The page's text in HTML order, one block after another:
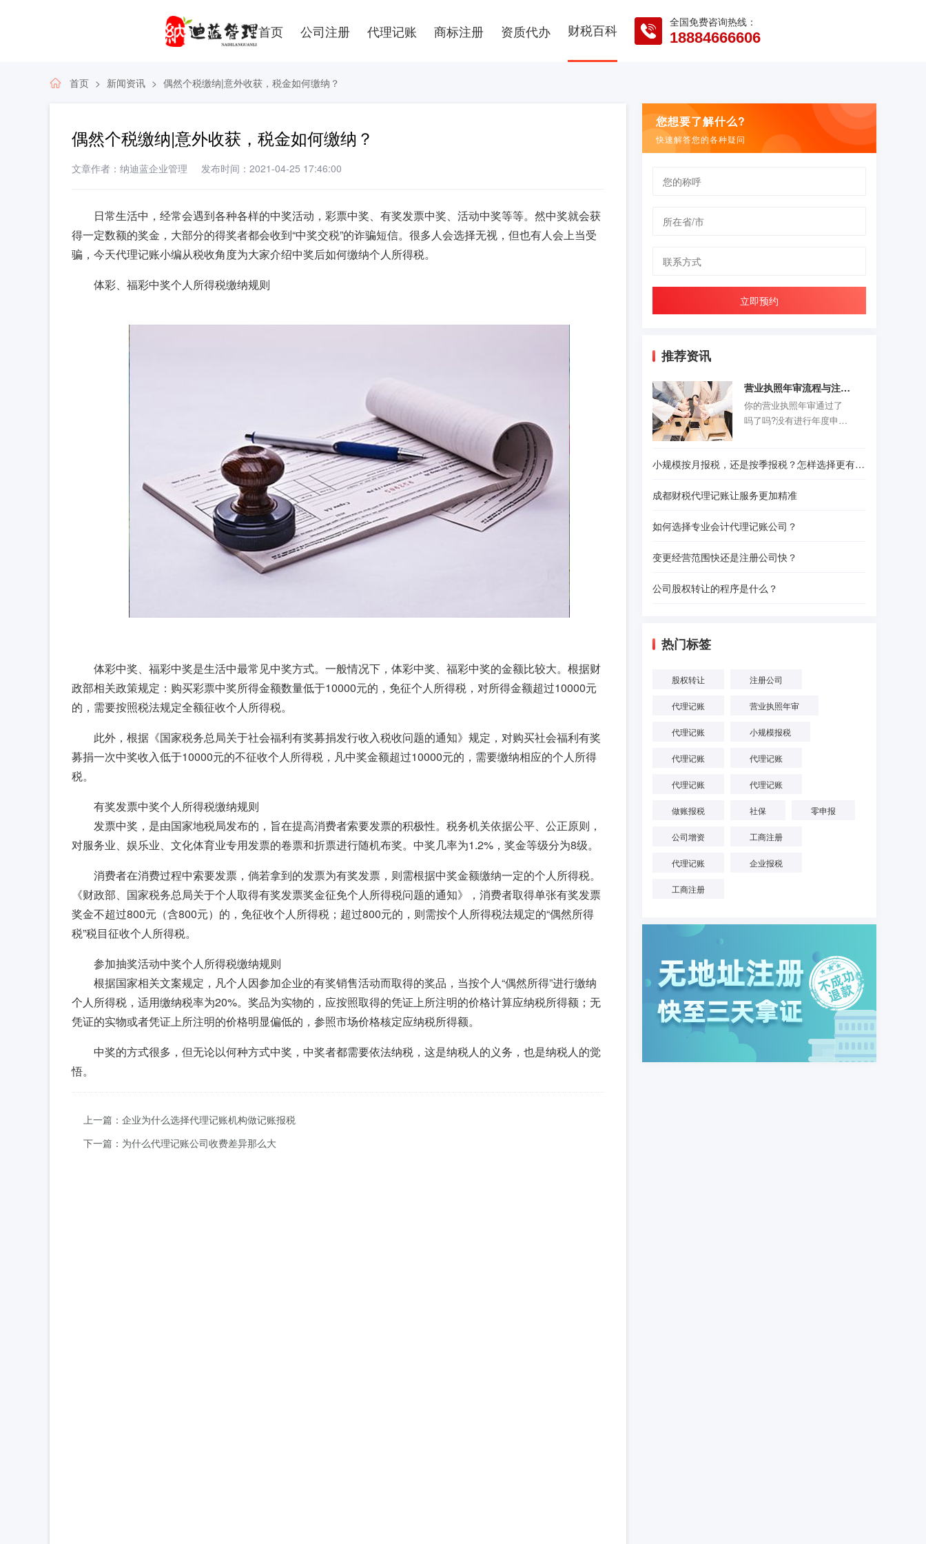
首页 公司注册 代理记账 商标注册 资质代办 财税百科 全国免费咨询热线：
18884666606
首页 新闻资讯 偶然个税缴纳|意外收获，税金如何缴纳？
偶然个税缴纳|意外收获，税金如何缴纳？
文章作者：纳迪蓝企业管理 发布时间：2021-04-25 17:46:00
日常生活中，经常会遇到各种各样的中奖活动，彩票中奖、有奖发票中奖、活动中奖等等。然中奖就会获
得一定数额的奖金，大部分的得奖者都会收到“中奖交税”的诈骗短信。很多人会选择无视，但也有人会上当受
骗，今天代理记账小编从税收角度为大家介绍中奖后如何缴纳个人所得税。
体彩、福彩中奖个人所得税缴纳规则
体彩中奖、福彩中奖是生活中最常见中奖方式。一般情况下，体彩中奖、福彩中奖的金额比较大。根据财
政部相关政策规定：购买彩票中奖所得金额数量低于10000元的，免征个人所得税，对所得金额超过10000元
的，需要按照税法规定全额征收个人所得税。
此外，根据《国家税务总局关于社会福利有奖募捐发行收入税收问题的通知》规定，对购买社会福利有奖
募捐一次中奖收入低于10000元的不征收个人所得税，凡中奖金额超过10000元的，需要缴纳相应的个人所得
税。
有奖发票中奖个人所得税缴纳规则
发票中奖，是由国家地税局发布的，旨在提高消费者索要发票的积极性。税务机关依据公平、公正原则，
对服务业、娱乐业、文化体育业专用发票的卷票和折票进行随机布奖。中奖几率为1.2%，奖金等级分为8级。
消费者在消费过程中索要发票，倘若拿到的发票为有奖发票，则需根据中奖金额缴纳一定的个人所得税。
《财政部、国家税务总局关于个人取得有奖发票奖金征免个人所得税问题的通知》，消费者取得单张有奖发票
奖金不超过800元（含800元）的，免征收个人所得税；超过800元的，则需按个人所得税法规定的“偶然所得
税”税目征收个人所得税。
参加抽奖活动中奖个人所得税缴纳规则
根据国家相关文案规定，凡个人因参加企业的有奖销售活动而取得的奖品，当按个人“偶然所得”进行缴纳
个人所得税，适用缴纳税率为20%。奖品为实物的，应按照取得的凭证上所注明的价格计算应纳税所得额；无
凭证的实物或者凭证上所注明的价格明显偏低的，参照市场价格核定应纳税所得额。
中奖的方式很多，但无论以何种方式中奖，中奖者都需要依法纳税，这是纳税人的义务，也是纳税人的觉
悟。
上一篇：企业为什么选择代理记账机构做记账报税
下一篇：为什么代理记账公司收费差异那么大
您想要了解什么?
快速解答您的各种疑问
立即预约
推荐资讯
营业执照年审流程与注意事项
你的营业执照年审通过了
吗了吗?没有进行年度申报
取消，改为企业年度报告
公示时间是每年的1月1日-6
位创业者们准备了一份操
悉怎样操作的人作为参
小规模按月报税，还是按季报税？怎样选择更有利？
成都财税代理记账让服务更加精准
如何选择专业会计代理记账公司？
变更经营范围快还是注册公司快？
公司股权转让的程序是什么？
热门标签
股权转让 注册公司
代理记账 营业执照年审
代理记账 小规模报税
代理记账 代理记账
代理记账 代理记账
做账报税 社保 零申报
公司增资 工商注册
代理记账 企业报税
工商注册